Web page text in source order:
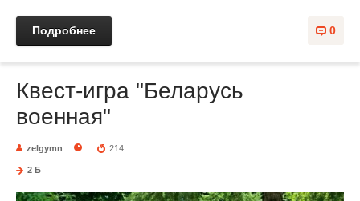
0
Подробнее
Квест-игра "Беларусь
военная"
zelgymn 214
2 Б